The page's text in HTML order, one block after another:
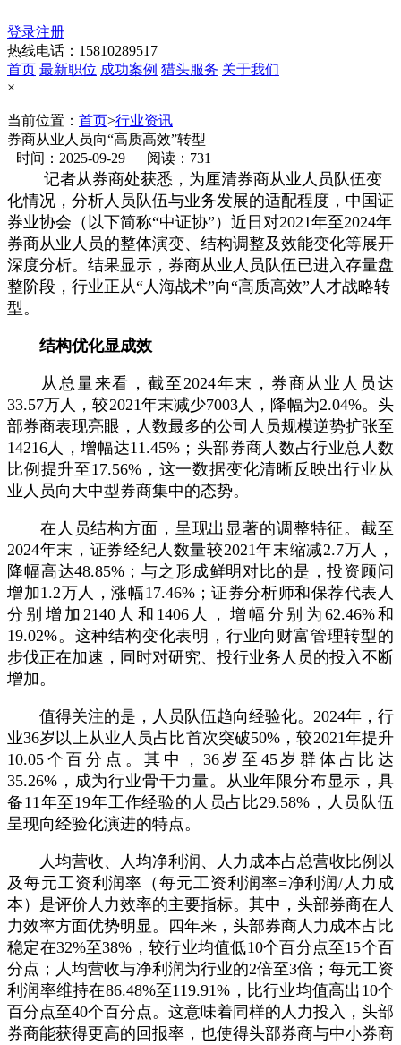
登录注册
热线电话：15810289517
首页 最新职位 成功案例 猎头服务 关于我们
×
当前位置： 首页>行业资讯
券商从业人员向“高质高效”转型
时间：2025-09-29
阅读：731
记者从券商处获悉，为厘清券商从业人员队伍变
化情况，分析人员队伍与业务发展的适配程度，中国证
券业协会（以下简称“中证协”）近日对2021年至2024年
券商从业人员的整体演变、结构调整及效能变化等展开
深度分析。结果显示，券商从业人员队伍已进入存量盘
整阶段，行业正从“人海战术”向“高质高效”人才战略转
型。
结构优化显成效
从总量来看，截至2024年末，券商从业人员达
33.57万人，较2021年末减少7003人，降幅为2.04%。头
部券商表现亮眼，人数最多的公司人员规模逆势扩张至
14216人，增幅达11.45%；头部券商人数占行业总人数
比例提升至17.56%，这一数据变化清晰反映出行业从
业人员向大中型券商集中的态势。
在人员结构方面，呈现出显著的调整特征。截至
2024年末，证券经纪人数量较2021年末缩减2.7万人，
降幅高达48.85%；与之形成鲜明对比的是，投资顾问
增加1.2万人，涨幅17.46%；证券分析师和保荐代表人
分别增加2140人和1406人，增幅分别为62.46%和
19.02%。这种结构变化表明，行业向财富管理转型的
步伐正在加速，同时对研究、投行业务人员的投入不断
增加。
值得关注的是，人员队伍趋向经验化。2024年，行
业36岁以上从业人员占比首次突破50%，较2021年提升
10.05个百分点。其中，36岁至45岁群体占比达
35.26%，成为行业骨干力量。从业年限分布显示，具
备11年至19年工作经验的人员占比29.58%，人员队伍
呈现向经验化演进的特点。
人均营收、人均净利润、人力成本占总营收比例以
及每元工资利润率（每元工资利润率=净利润/人力成
本）是评价人力效率的主要指标。其中，头部券商在人
力效率方面优势明显。四年来，头部券商人力成本占比
稳定在32%至38%，较行业均值低10个百分点至15个百
分点；人均营收与净利润为行业的2倍至3倍；每元工资
利润率维持在86.48%至119.91%，比行业均值高出10个
百分点至40个百分点。这意味着同样的人力投入，头部
券商能获得更高的回报率，也使得头部券商与中小券商